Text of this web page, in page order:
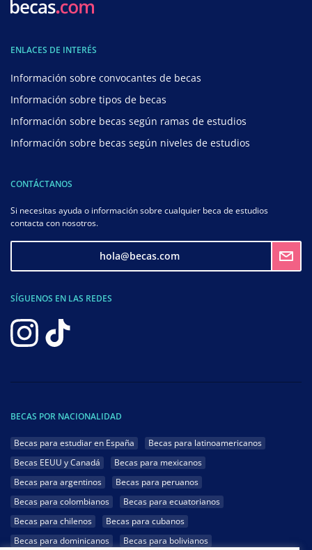
ENLACES DE INTERÉS
Información sobre convocantes de becas
Información sobre tipos de becas
Información sobre becas según ramas de estudios
Información sobre becas según niveles de estudios
CONTÁCTANOS
Si necesitas ayuda o información sobre cualquier beca de estudios
contacta con nosotros.
hola@becas.com
SÍGUENOS EN LAS REDES
BECAS POR NACIONALIDAD
Becas para estudiar en España
Becas para latinoamericanos
Becas EEUU y Canadá
Becas para mexicanos
Becas para argentinos
Becas para peruanos
Becas para colombianos
Becas para ecuatorianos
Becas para chilenos
Becas para cubanos
Becas para dominicanos
Becas para bolivianos